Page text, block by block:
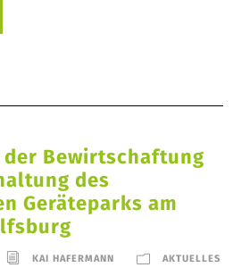
Bewirtschaftung
des
Geräteparks am
KAI HAFERMANN AKTUELLES